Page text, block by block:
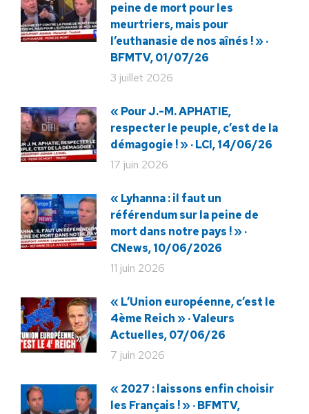
peine de mort pour les
meurtriers, mais pour
l’euthanasie de nos aînés ! » ·
BFMTV, 01/07/26
3 juillet 2026
« Pour J.-M. APHATIE,
respecter le peuple, c’est de la
démagogie ! » · LCI, 14/06/26
17 juin 2026
« Lyhanna : il faut un
référendum sur la peine de
mort dans notre pays ! » ·
CNews, 10/06/2026
11 juin 2026
« L’Union européenne, c’est le
4ème Reich » · Valeurs
Actuelles, 07/06/26
7 juin 2026
« 2027 : laissons enfin choisir
les Français ! » · BFMTV,